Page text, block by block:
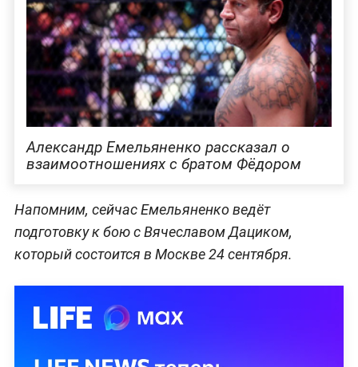
Александр Емельяненко рассказал о
взаимоотношениях с братом Фёдором
Напомним, сейчас Емельяненко ведёт
подготовку к бою с Вячеславом Дациком,
который состоится в Москве 24 сентября.